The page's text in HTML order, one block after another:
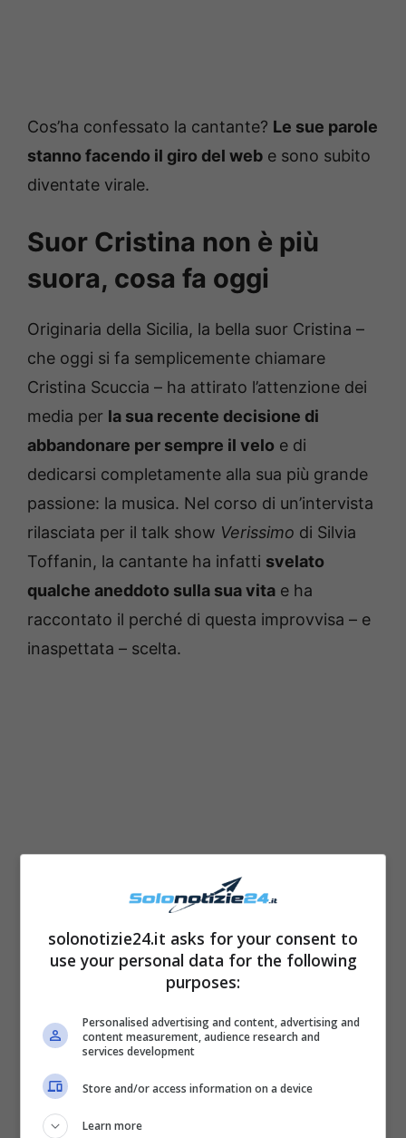
Cos’ha confessato la cantante? Le sue parole
stanno facendo il giro del web e sono subito
diventate virale.
Suor Cristina non è più
suora, cosa fa oggi
Originaria della Sicilia, la bella suor Cristina –
che oggi si fa semplicemente chiamare
Cristina Scuccia – ha attirato l’attenzione dei
media per la sua recente decisione di
abbandonare per sempre il velo e di
dedicarsi completamente alla sua più grande
passione: la musica. Nel corso di un’intervista
rilasciata per il talk show Verissimo di Silvia
Toffanin, la cantante ha infatti svelato
qualche aneddoto sulla sua vita e ha
raccontato il perché di questa improvvisa – e
inaspettata – scelta.
La stessa ha infatti svelato di aver ascoltato il
proprio cuore, affermando anche di sentirsi
suor Cristina che è ancora – da qualche
parte – dentro di lei. “Ho fatto un bel
percorso ed è stato complesso e difficile
infatti detto lui, “
solonotizie24.it asks for your consent to
use your personal data for the following
purposes:
Personalised advertising and content, advertising and
content measurement, audience research and
services development
Store and/or access information on a device
Learn more